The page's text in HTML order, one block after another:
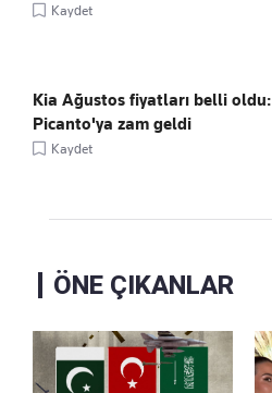
Kaydet
Kia Ağustos fiyatları belli oldu:
Picanto'ya zam geldi
Kaydet
ÖNE ÇIKANLAR